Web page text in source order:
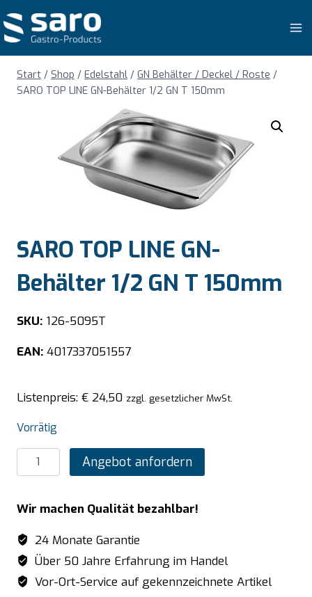
Inhalt
springen
Start / Shop / Edelstahl / GN Behälter / Deckel / Roste /
SARO TOP LINE GN-Behälter 1/2 GN T 150mm
SARO TOP LINE GN-
Behälter 1/2 GN T 150mm
SKU: 126-5095T
EAN: 4017337051557
Listenpreis: € 24,50 zzgl. gesetzlicher MwSt.
Vorrätig
SARO
TOP
GN-
Behälter
1/2
GN
T
Angebot anfordern
Wir machen Qualität bezahlbar!
24 Monate Garantie
Über 50 Jahre Erfahrung im Handel
Vor-Ort-Service auf gekennzeichnete Artikel